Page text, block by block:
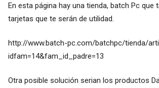
En esta página hay una tienda, batch Pc que
tarjetas que te serán de utilidad.
http://www.batch-pc.com/batchpc/tienda/
idfam=14&fam_id_padre=13
Otra posible solución serian los productos